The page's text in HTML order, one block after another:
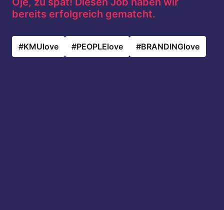
bereits erfolgreich gematcht.
#KMUlove #PEOPLElove #BRANDINGlove